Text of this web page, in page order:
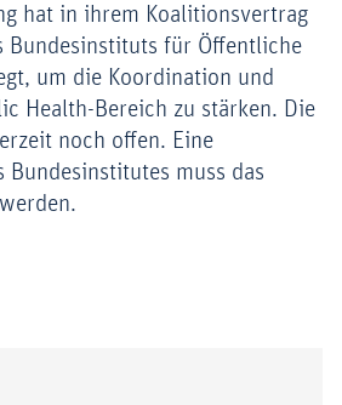
hat in ihrem Koalitionsvertrag
Bundesinstituts für Öffentliche
um die Koordination und
Health-Bereich zu stärken. Die
noch offen. Eine
Bundesinstitutes muss das